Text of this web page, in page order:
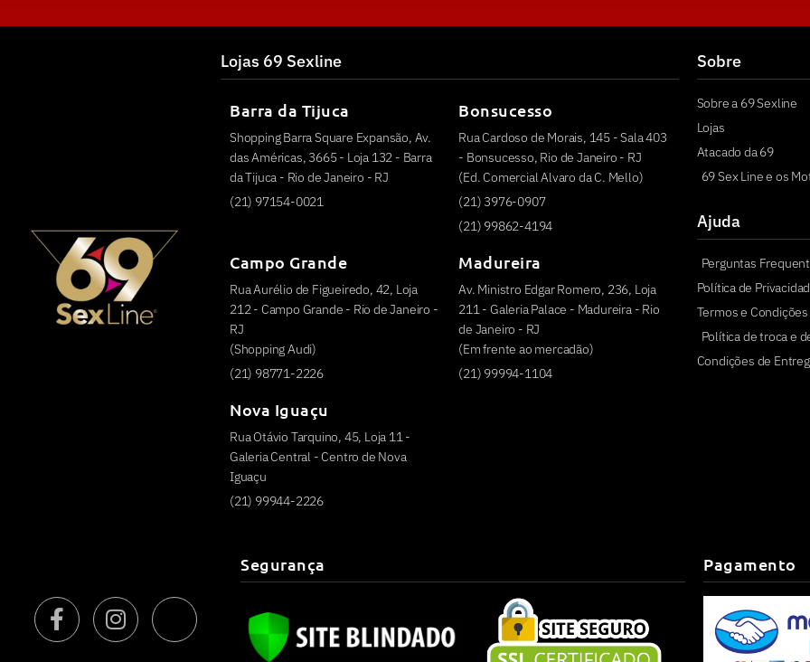
Lojas 69 Sexline
Barra da Tijuca
Shopping Barra Square Expansão, Av.
das Américas, 3665 - Loja 132 - Barra
da Tijuca - Rio de Janeiro - RJ
(21) 97154-0021
Bonsucesso
Rua Cardoso de Morais, 145 - Sala 403
- Bonsucesso, Rio de Janeiro - RJ
(Ed. Comercial Alvaro da C. Mello)
(21) 3976-0907
(21) 99862-4194
Campo Grande
Rua Aurélio de Figueiredo, 42, Loja
212 - Campo Grande - Rio de Janeiro -
RJ
(Shopping Audi)
(21) 98771-2226
Madureira
Av. Ministro Edgar Romero, 236, Loja
211 - Galeria Palace - Madureira - Rio
de Janeiro - RJ
(Em frente ao mercadão)
(21) 99994-1104
Nova Iguaçu
Rua Otávio Tarquino, 45, Loja 11 -
Galeria Central - Centro de Nova
Iguaçu
(21) 99944-2226
Sobre
Sobre a 69 Sexline
Lojas
Atacado da 69
69 Sex Line e os
Ajuda
Perguntas
Política de
Termos e Condições
Política de troca e
Condições de
Segurança Pagamento